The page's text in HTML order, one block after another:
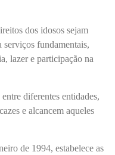
dos idosos sejam
serviços fundamentais,
lazer e participação na
diferentes entidades,
e alcancem aqueles
de 1994, estabelece as